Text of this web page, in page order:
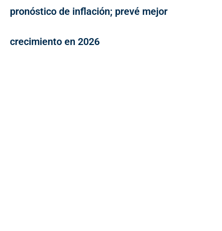
pronóstico de inflación; prevé mejor
crecimiento en 2026